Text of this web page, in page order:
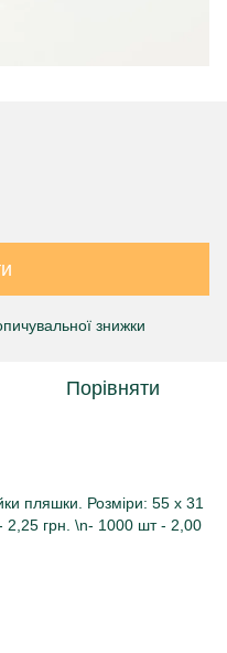
знижки
Порівняти
пляшки. Розміри: 55 х 31
2,25 грн. \n- 1000 шт - 2,00